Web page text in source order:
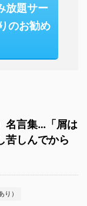
放題サー
のお勧め
名言集…「屑は
苦しんでから
）